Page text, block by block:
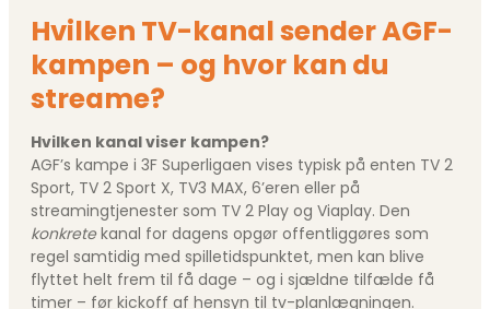
Hvilken TV-kanal sender AGF-
kampen – og hvor kan du
streame?
Hvilken kanal viser kampen?
AGF’s kampe i 3F Superligaen vises typisk på enten TV 2
Sport, TV 2 Sport X, TV3 MAX, 6’eren eller på
streamingtjenester som TV 2 Play og Viaplay. Den
konkretekanal for dagens opgør offentliggøres som
regel samtidig med spilletidspunktet, men kan blive
flyttet helt frem til få dage – og i sjældne tilfælde få
timer – før kickoff af hensyn til tv-planlægningen.